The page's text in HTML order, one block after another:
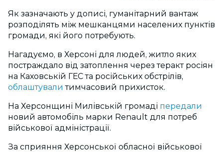
Як зазначають у дописі, гуманітарний вантаж
розподілять між мешканцями населених пунктів
громади, які його потребують.
Нагадуємо, в Херсоні для людей, житло яких
постраждало від затоплення через теракт росіян
на Каховській ГЕС та російських обстрілів,
облаштувалитимчасовий прихисток.
На Херсонщині Милівській громаді передали
новий автомобіль марки Renault для потреб
військової адміністрації.
За сприяння Херсонської обласної військової